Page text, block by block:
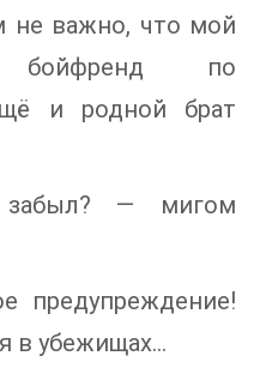
не важно, что мой
бойфренд по
и родной брат
— мигом
предупреждение!
в убежищах…